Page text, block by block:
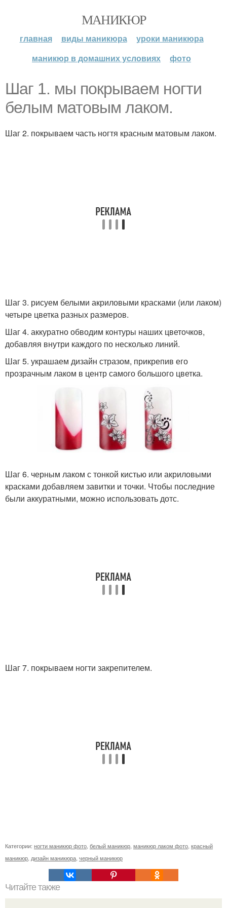
МАНИКЮР
главная виды маникюра
уроки маникюра
маникюр в домашних условиях
фото
Шаг 1. мы покрываем ногти
белым матовым лаком.
Шаг 2. покрываем часть ногтя красным матовым лаком.
Шаг 3. рисуем белыми акриловыми красками (или лаком)
четыре цветка разных размеров.
Шаг 4. аккуратно обводим контуры наших цветочков,
добавляя внутри каждого по несколько линий.
Шаг 5. украшаем дизайн стразом, прикрепив его
прозрачным лаком в центр самого большого цветка.
Шаг 6. черным лаком с тонкой кистью или акриловыми
красками добавляем завитки и точки. Чтобы последние
были аккуратными, можно использовать дотс.
Шаг 7. покрываем ногти закрепителем.
Категории: ногти маникюр фото, белый маникюр, маникюр лаком фото, красный
маникюр, дизайн маникюра, черный маникюр
Читайте также